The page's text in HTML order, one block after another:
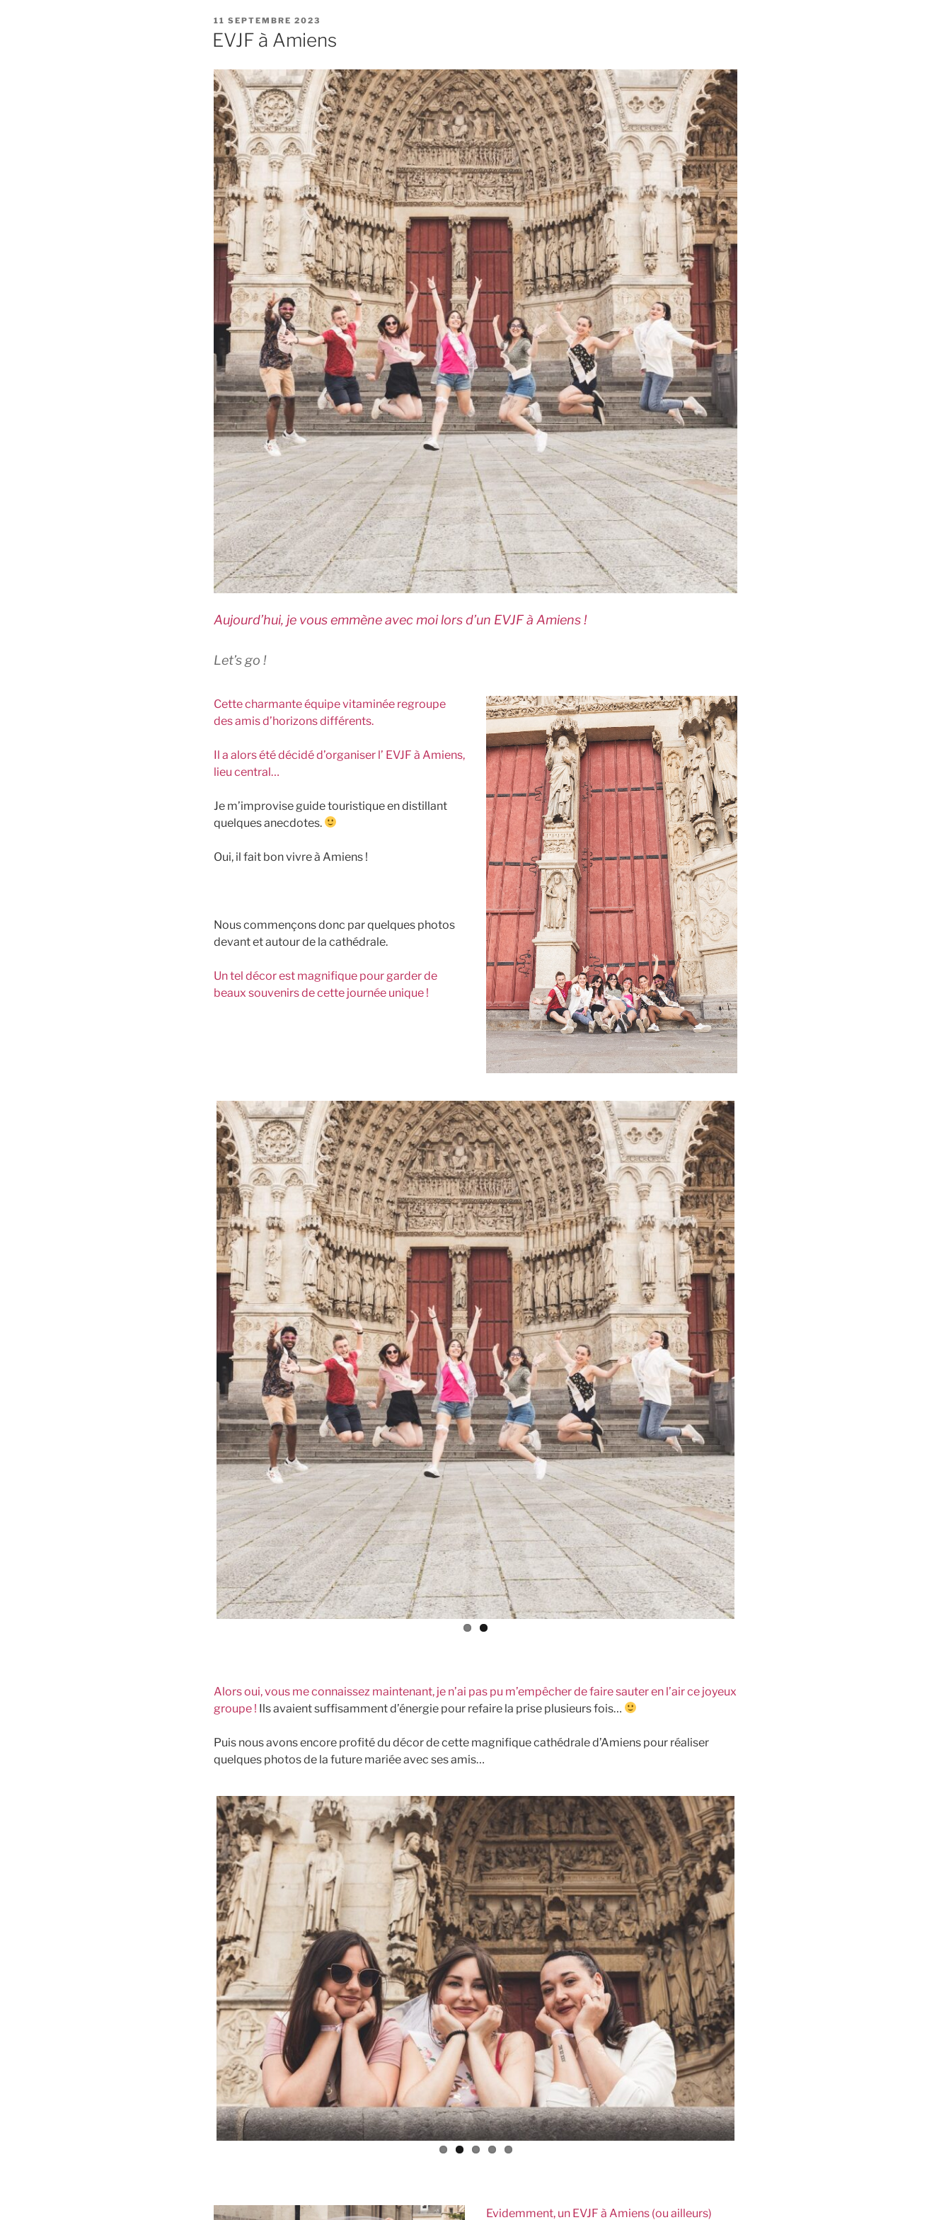
PUBLIÉ
LE
11 SEPTEMBRE 2023
EVJF à Amiens
Aujourd’hui, je vous emmène avec moi lors d’un EVJF à Amiens !
Let’s go !
Cette charmante équipe vitaminée regroupe
des amis d’horizons différents.
Il a alors été décidé d’organiser l’ EVJF à Amiens,
lieu central…
Je m’improvise guide touristique en distillant
quelques anecdotes.
Oui, il fait bon vivre à Amiens !
Nous commençons donc par quelques photos
devant et autour de la cathédrale.
Un tel décor est magnifique pour garder de
beaux souvenirs de cette journée unique !
Alors oui, vous me connaissez maintenant, je n’ai pas pu m’empêcher de faire sauter en l’air ce joyeux
groupe ! Ils avaient suffisamment d’énergie pour refaire la prise plusieurs fois…
Puis nous avons encore profité du décor de cette magnifique cathédrale d’Amiens pour réaliser
quelques photos de la future mariée avec ses amis…
Evidemment, un EVJF à Amiens (ou ailleurs)